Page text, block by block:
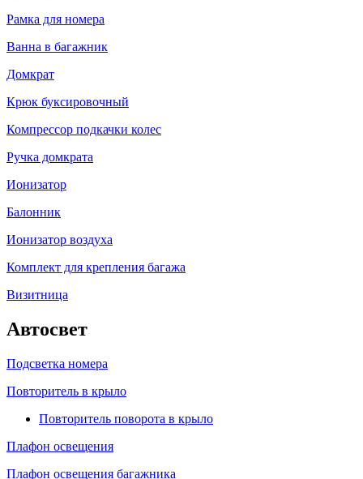
Рамка для номера
Ванна в багажник
Домкрат
Крюк буксировочный
Компрессор подкачки колес
Ручка домкрата
Ионизатор
Балонник
Ионизатор воздуха
Комплект для крепления багажа
Визитница
Автосвет
Подсветка номера
Повторитель в крыло
Повторитель поворота в крыло
Плафон освещения
Плафон освещения багажника